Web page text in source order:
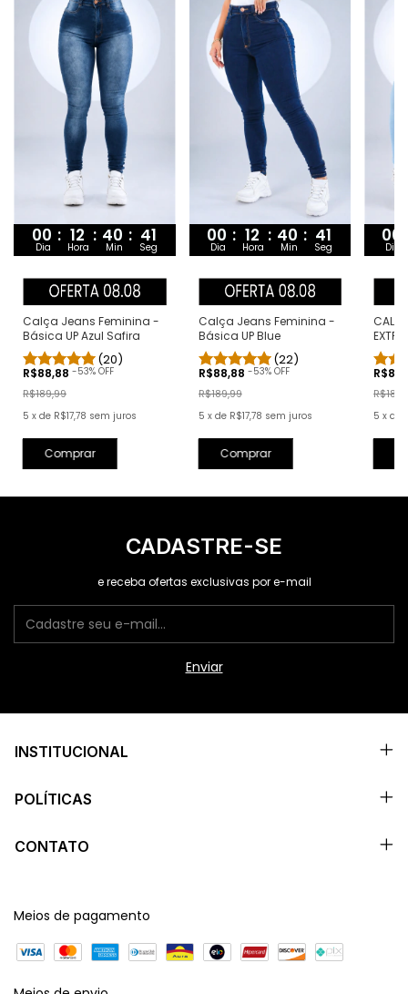
00 : 12 : 40 : 40
Dia Hora Min Seg
Calça Jeans Feminina -
Básica UP Azul Safira
(20)
R$88,88 -53% OFF
R$189,99
5 x de R$17,78 sem juros
Comprar
00 : 12 : 40 : 40
Dia Hora Min Seg
Calça Jeans Feminina -
Básica UP Blue
(22)
R$88,88 -53% OFF
R$189,99
5 x de R$17,78 sem juros
Comprar
00
Dia
CLARA
5 x de
CADASTRE-SE
e receba ofertas exclusivas por e-mail
INSTITUCIONAL
POLÍTICAS
CONTATO
Meios de pagamento